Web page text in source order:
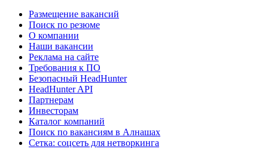
Размещение вакансий
Поиск по резюме
О компании
Наши вакансии
Реклама на сайте
Требования к ПО
Безопасный HeadHunter
HeadHunter API
Партнерам
Инвесторам
Каталог компаний
Поиск по вакансиям в Алнашах
Сетка: соцсеть для нетворкинга